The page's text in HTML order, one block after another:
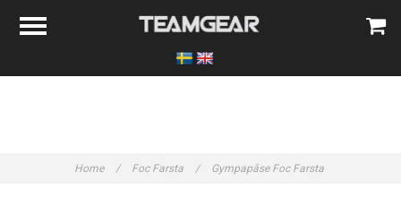
Home / Foc Farsta / Gympapåse Foc Farsta